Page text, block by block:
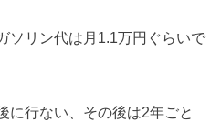
ソリン代は月1.1万円ぐらいで
に行ない、その後は2年ごと